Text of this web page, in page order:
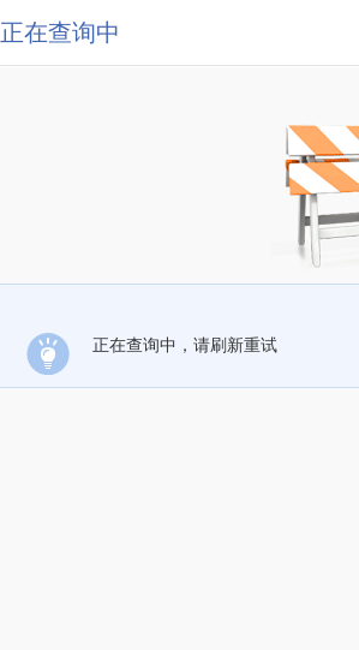
正在查询中
正在查询中，请刷新重试